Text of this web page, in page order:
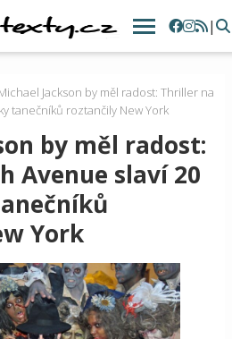
|
Jackson by měl radost: Thriller na
tanečníků roztančily New York
by měl radost:
Avenue slaví 20
York